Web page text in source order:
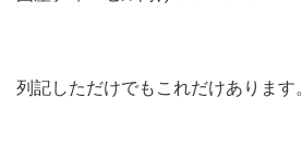
列記しただけでもこれだけあります。